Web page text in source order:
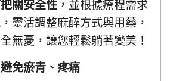
關安全性 ，並根據療程需求
靈活調整麻醉方式與用藥，
無憂，讓您輕鬆躺著變美！
免瘀青、疼痛